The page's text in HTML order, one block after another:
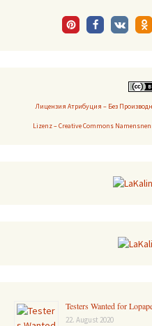
Лицензия Атрибуция – Без
Lizenz – Creative Commons
Testers Wanted for
22. August 2020